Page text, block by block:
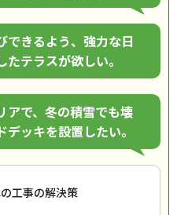
できるよう、強力な日
テラスが欲しい。
アで、冬の積雪でも壊
ッキを設置したい。
工事の解決策